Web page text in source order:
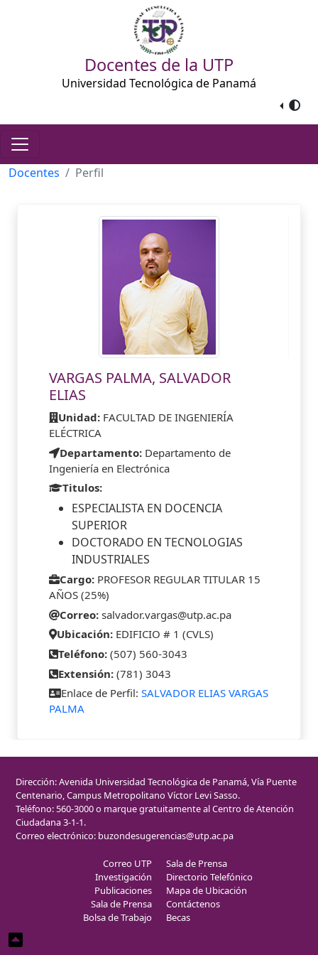
Docentes de la UTP
Universidad Tecnológica de Panamá
Docentes Perfil
VARGAS PALMA, SALVADOR
ELIAS
Unidad: FACULTAD DE INGENIERÍA
ELÉCTRICA
Departamento: Departamento de
Ingeniería en Electrónica
Titulos:
ESPECIALISTA EN DOCENCIA
SUPERIOR
DOCTORADO EN TECNOLOGIAS
INDUSTRIALES
Cargo: PROFESOR REGULAR TITULAR 15
AÑOS (25%)
Correo: salvador.vargas@utp.ac.pa
Ubicación: EDIFICIO # 1 (CVLS)
Teléfono: (507) 560-3043
Extensión: (781) 3043
Enlace de Perfil: SALVADOR ELIAS VARGAS
PALMA
Dirección: Avenida Universidad Tecnológica de Panamá, Vía Puente
Centenario, Campus Metropolitano Víctor Levi Sasso.
Teléfono: 560-3000 o marque gratuitamente al Centro de Atención
Ciudadana 3-1-1.
Correo electrónico: buzondesugerencias@utp.ac.pa
Correo UTP
Investigación
Publicaciones
Sala de Prensa
Bolsa de Trabajo
Sala de Prensa
Directorio Telefónico
Mapa de Ubicación
Contáctenos
Becas